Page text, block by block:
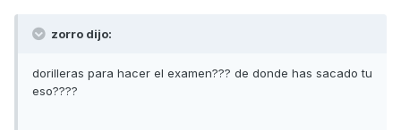
zorro dijo:
dorilleras para hacer el examen??? de donde has sacado tu
eso????